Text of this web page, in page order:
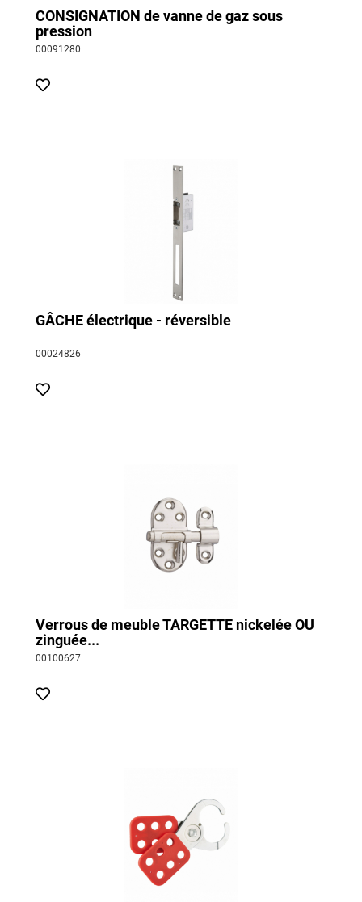
CONSIGNATION de vanne de gaz sous
pression
00091280
GÂCHE électrique - réversible
00024826
Verrous de meuble TARGETTE nickelée OU
zinguée...
00100627